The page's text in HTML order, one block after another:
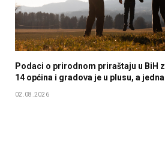
Podaci o prirodnom priraštaju u BiH
14 općina i gradova je u plusu, a
02.08.2026